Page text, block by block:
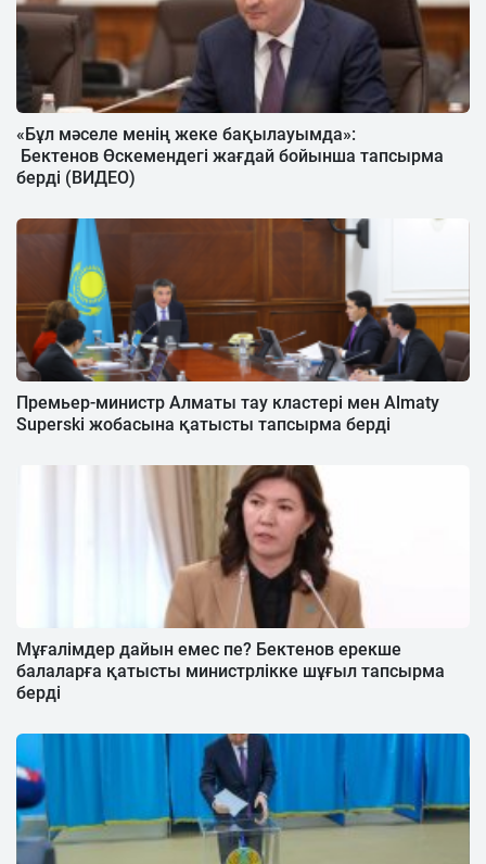
«Бұл мәселе менің жеке бақылауымда»:​​​​​​​
Бектенов Өскемендегі жағдай бойынша тапсырма
берді (ВИДЕО)
Премьер-министр Алматы тау кластері мен Almaty
Superski жобасына қатысты тапсырма берді
Мұғалімдер дайын емес пе? Бектенов ерекше
балаларға қатысты министрлікке шұғыл тапсырма
берді